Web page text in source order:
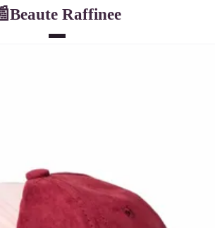
Beaute Raffinee